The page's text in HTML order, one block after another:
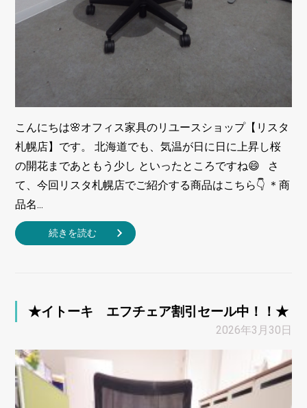
こんにちは🌸オフィス家具のリユースショップ【リスタ
札幌店】です。 北海道でも、気温が日に日に上昇し桜
の開花まであともう少し といったところですね😄 さ
て、今回リスタ札幌店でご紹介する商品はこちら👇 ＊商
品名...
続きを読む
★イトーキ エフチェア割引セール中！！★
2026年3月30日